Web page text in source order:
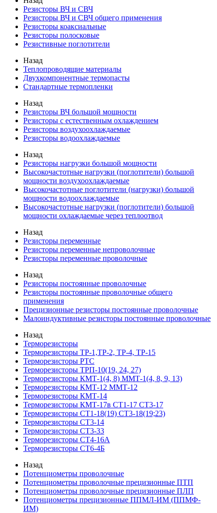
Резисторы ВЧ и СВЧ
Резисторы ВЧ и СВЧ общего применения
Резисторы коаксиальные
Резисторы полосковые
Резистивные поглотители
Назад
Теплопроводящие материалы
Двухкомпонентные термопасты
Стандартные термопленки
Назад
Резисторы ВЧ большой мощности
Резисторы с естественным охлаждением
Резисторы воздухоохлаждаемые
Резисторы водоохлаждаемые
Назад
Резисторы нагрузки большой мощности
Высокочастотные нагрузки (поглотители) большой
мощности воздухоохлаждаемые
Высокочастотные поглотители (нагрузки) большой
мощности водоохлаждаемые
Высокочастотные нагрузки (поглотители) большой
мощности охлаждаемые через теплоотвод
Назад
Резисторы переменные
Резисторы переменные непроволочные
Резисторы переменные проволочные
Назад
Резисторы постоянные проволочные
Резисторы постоянные проволочные общего
применения
Прецизионные резисторы постоянные проволочные
Малоиндуктивные резисторы постоянные проволочные
Назад
Терморезисторы
Терморезисторы ТР-1,ТР-2, ТР-4, ТР-15
Терморезисторы РТС
Терморезисторы ТРП-10(19, 24, 27)
Терморезисторы КМТ-1(4, 8) ММТ-1(4, 8, 9, 13)
Терморезисторы КМТ-12 ММТ-12
Терморезисторы КМТ-14
Терморезисторы КМТ-17в СТ1-17 СТ3-17
Терморезисторы СТ1-18(19) СТ3-18(19;23)
Терморезисторы СТ3-14
Терморезисторы СТ3-33
Терморезисторы СТ4-16А
Терморезисторы СТ6-4Б
Назад
Потенциометры проволочные
Потенциометры проволочные прецизионные ПТП
Потенциометры проволочные прецизионные ПЛП
Потенциометры прецизионные ППМЛ-ИМ (ППМФ-
ИМ)